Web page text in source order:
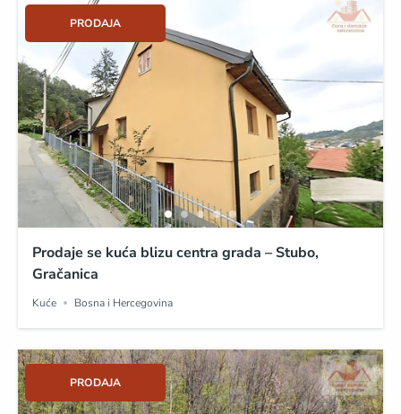
PRODAJA
Prodaje se kuća blizu centra grada – Stubo,
Gračanica
Kuće Bosna i Hercegovina
PRODAJA